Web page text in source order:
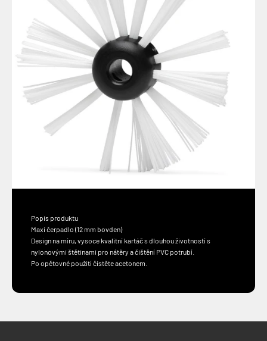
Popis produktu
Maxi čerpadlo (12 mm bovden)
Design na míru, vysoce kvalitní kartáč s dlouhou životností s
nylonovými štětinami pro nátěry a čištění PVC potrubí.
Po opětovné použití čistěte acetonem.